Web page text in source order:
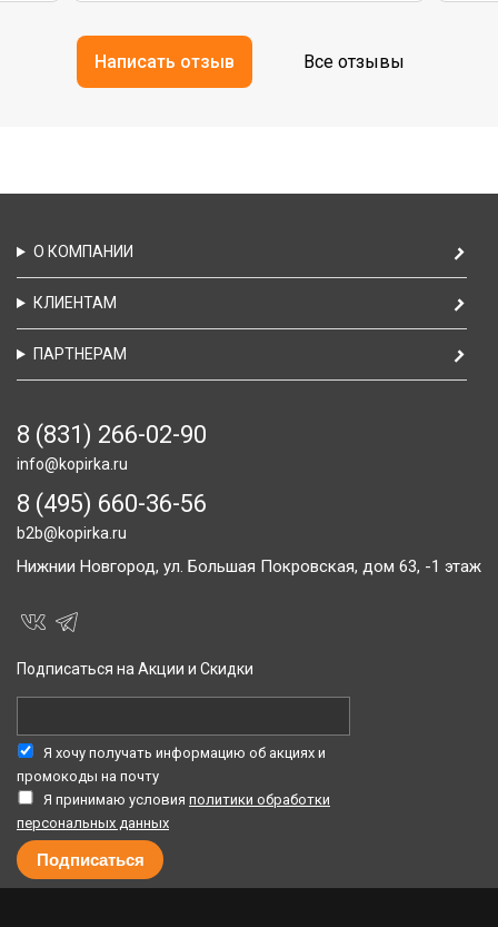
Написать отзыв Все отзывы
О КОМПАНИИ
КЛИЕНТАМ
ПАРТНЕРАМ
8 (831) 266-02-90
info@kopirka.ru
8 (495) 660-36-56
b2b@kopirka.ru
Нижнии Новгород, ул. Большая Покровская, дом 63, -1 этаж
Подписаться на Акции и Скидки
Я хочу получать информацию об акциях и
промокоды на почту
Я принимаю условия политики обработки
персональных данных